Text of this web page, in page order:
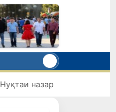
Нуқтаи назар